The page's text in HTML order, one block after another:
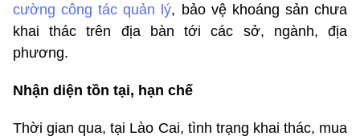
cường công tác quản lý, bảo vệ khoáng sản chưa
khai thác trên địa bàn tới các sở, ngành, địa
phương.
Nhận diện tồn tại, hạn chế
Thời gian qua, tại Lào Cai, tình trạng khai thác, mua